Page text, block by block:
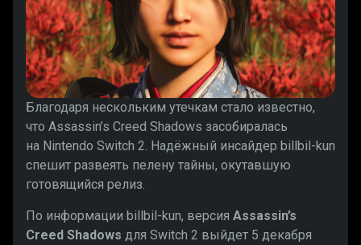
Благодаря нескольким утечкам стало известно,
что Assassin’s Creed Shadows засобиралась
на Nintendo Switch 2. Надёжный инсайдер billbil-kun
спешит развеять пелену тайны, окутавшую
готовящийся релиз.
По информации billbil-kun, версия Assassin’s
Creed Shadows для Switch 2 выйдет 5 декабря